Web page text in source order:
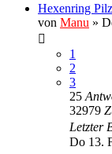
Hexenring
von Manu »
1
2
3
25
32979
Letzter
Do 13.